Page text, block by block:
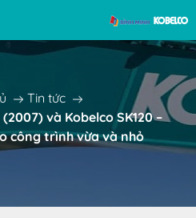
Tin tức
(2007) và Kobelco SK120 –
công trình vừa và nhỏ